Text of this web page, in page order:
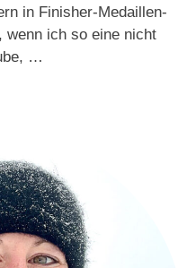
in Finisher-Medaillen-
wenn ich so eine nicht
…